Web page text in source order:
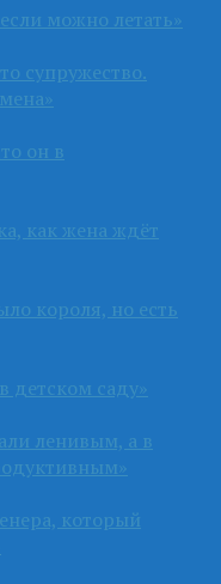
можно летать»
супружество.
он в
как жена ждёт
короля, но есть
детском саду»
ленивым, а в
который